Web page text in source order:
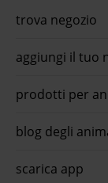
trova negozio
aggiungi il tuo
prodotti per
blog degli
scarica app